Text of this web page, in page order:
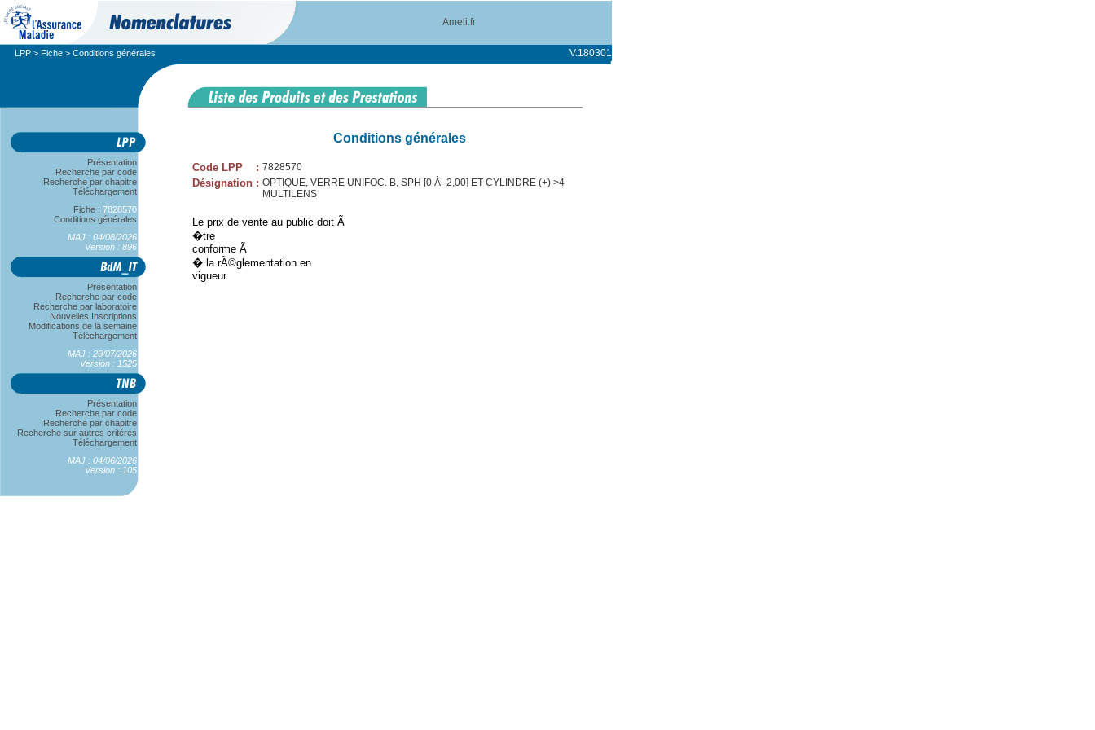
Ameli.fr
LPP > Fiche > Conditions générales V.180301
Présentation
Recherche par code
Recherche par chapitre
Téléchargement
Fiche : 7828570
Conditions générales
MAJ : 04/08/2026
Version : 896
Présentation
Recherche par code
Recherche par laboratoire
Nouvelles Inscriptions
Modifications de la semaine
Téléchargement
MAJ : 29/07/2026
Version : 1525
Présentation
Recherche par code
Recherche par chapitre
Recherche sur autres critères
Téléchargement
MAJ : 04/06/2026
Version : 105
Conditions générales
Code LPP : 7828570
Désignation : OPTIQUE, VERRE UNIFOC. B, SPH [0 À -2,00] ET CYLINDRE (+) >4
MULTILENS
Le prix de vente au public doit Ã
�tre
conforme Ã
� la rÃ©glementation en
vigueur.